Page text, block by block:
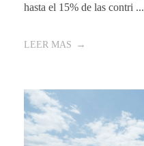
hasta el 15% de las contri ...
LEER MAS